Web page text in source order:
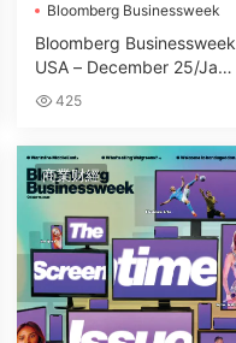
Bloomberg Businessweek
Bloomberg Businessweek
USA – December 25/Janu
ary 14, 2024
425
商業财經